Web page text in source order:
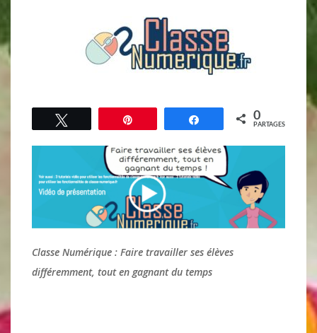
Partagez 0
PARTAGES
Classe Numérique : Faire travailler ses élèves
différemment, tout en gagnant du temps